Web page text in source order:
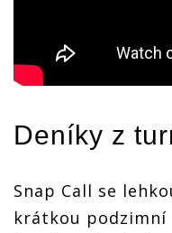
Deníky z
Snap Call se
krátkou